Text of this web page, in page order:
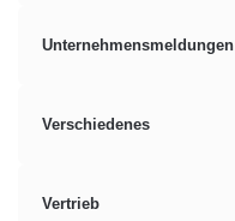
Unternehmensmeldungen
Verschiedenes
Vertrieb